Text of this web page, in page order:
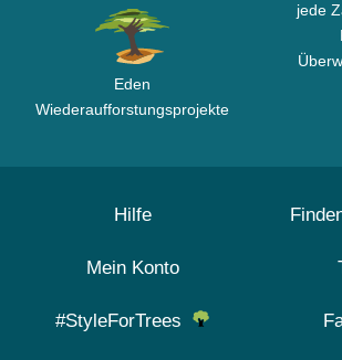
Eden
Wiederaufforstungsprojekte
jede
Hilfe
Mein Konto
#StyleForTrees